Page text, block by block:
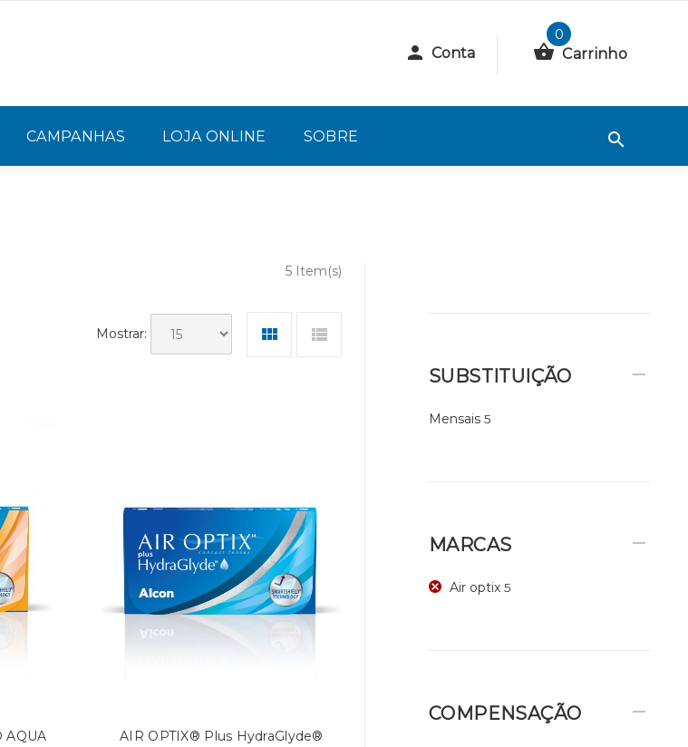
Conta
0
Carrinho
CAMPANHAS LOJA ONLINE SOBRE
5 Item(s)
Mostrar:
AQUA AIR OPTIX® Plus HydraGlyde®
SUBSTITUIÇÃO
Mensais 5
MARCAS
Air optix 5
COMPENSAÇÃO